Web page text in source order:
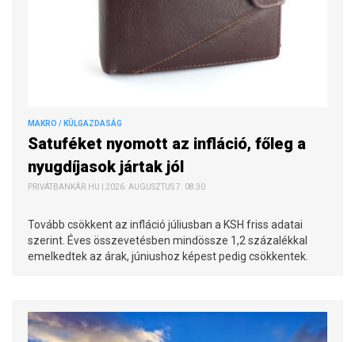
MAKRO / KÜLGAZDASÁG
Satuféket nyomott az infláció, főleg a
nyugdíjasok jártak jól
PRIVÁTBANKÁR.HU | 2026. AUGUSZTUS 7. 08:30
Tovább csökkent az infláció júliusban a KSH friss adatai
szerint. Éves összevetésben mindössze 1,2 százalékkal
emelkedtek az árak, júniushoz képest pedig csökkentek.